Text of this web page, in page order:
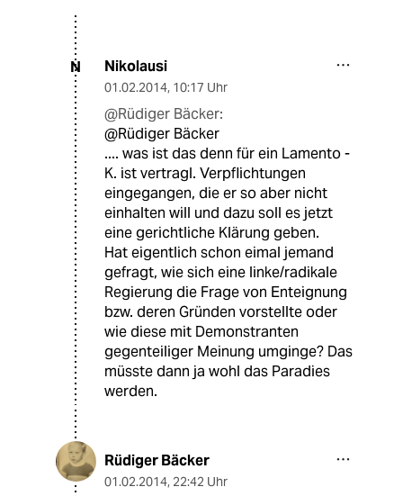
N Nikolausi
01.02.2014, 10:17 Uhr
@Rüdiger Bäcker:
@Rüdiger Bäcker
.... was ist das denn für ein Lamento -
K. ist vertragl. Verpflichtungen
eingegangen, die er so aber nicht
einhalten will und dazu soll es jetzt
eine gerichtliche Klärung geben.
Hat eigentlich schon eimal jemand
gefragt, wie sich eine linke/radikale
Regierung die Frage von Enteignung
bzw. deren Gründen vorstellte oder
wie diese mit Demonstranten
gegenteiliger Meinung umginge? Das
müsste dann ja wohl das Paradies
werden.
Rüdiger Bäcker
01.02.2014, 22:42 Uhr